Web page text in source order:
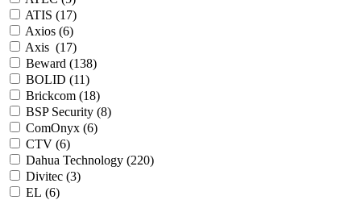
ATIS (17)
Axios (6)
Axis (17)
Beward (138)
BOLID (11)
Brickcom (18)
BSP Security (8)
ComOnyx (6)
CTV (6)
Dahua Technology (220)
Divitec (3)
EL (6)